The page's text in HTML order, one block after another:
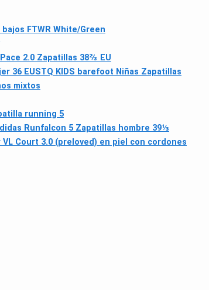
FTWR White/Green
2.0 Zapatillas 38⅔ EU
36 EUSTQ KIDS barefoot Niñas Zapatillas
mixtos
running 5
Runfalcon 5 Zapatillas hombre 39⅓
VL Court 3.0 (preloved) en piel con cordones